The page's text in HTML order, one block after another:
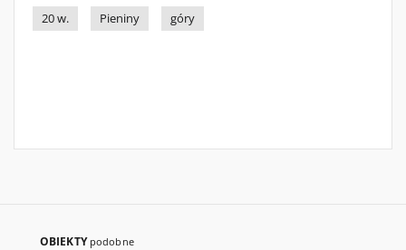
20 w.
Pieniny góry
OBIEKTY podobne